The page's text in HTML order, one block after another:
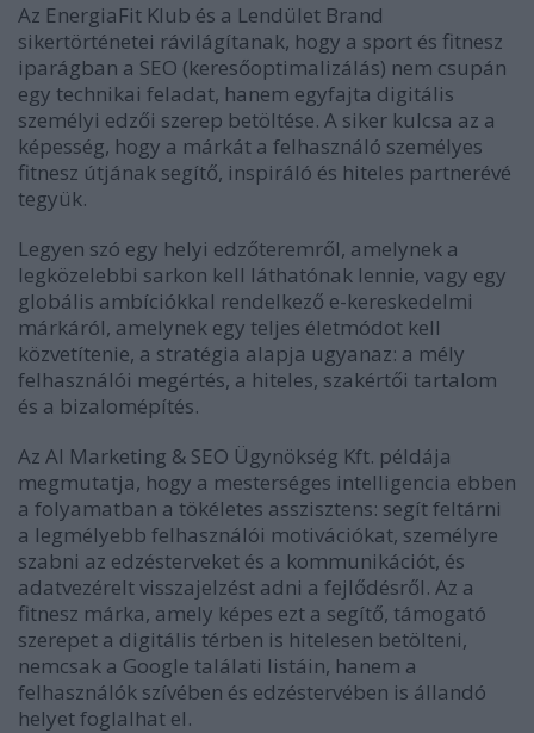
Az EnergiaFit Klub és a Lendület Brand
sikertörténetei rávilágítanak, hogy a sport és fitnesz
iparágban a SEO (keresőoptimalizálás) nem csupán
egy technikai feladat, hanem egyfajta digitális
személyi edzői szerep betöltése. A siker kulcsa az a
képesség, hogy a márkát a felhasználó személyes
fitnesz útjának segítő, inspiráló és hiteles partnerévé
tegyük.
Legyen szó egy helyi edzőteremről, amelynek a
legközelebbi sarkon kell láthatónak lennie, vagy egy
globális ambíciókkal rendelkező e-kereskedelmi
márkáról, amelynek egy teljes életmódot kell
közvetítenie, a stratégia alapja ugyanaz: a mély
felhasználói megértés, a hiteles, szakértői tartalom
és a bizalomépítés.
Az AI Marketing & SEO Ügynökség Kft. példája
megmutatja, hogy a mesterséges intelligencia ebben
a folyamatban a tökéletes asszisztens: segít feltárni
a legmélyebb felhasználói motivációkat, személyre
szabni az edzésterveket és a kommunikációt, és
adatvezérelt visszajelzést adni a fejlődésről. Az a
fitnesz márka, amely képes ezt a segítő, támogató
szerepet a digitális térben is hitelesen betölteni,
nemcsak a Google találati listáin, hanem a
felhasználók szívében és edzéstervében is állandó
helyet foglalhat el.